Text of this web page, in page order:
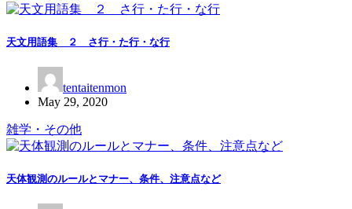
天文用語集 ２ さ行・た行・な行
tentaitenmon
May 29, 2020
雑学・その他
天体観測のルールとマナー、条件、注意点など